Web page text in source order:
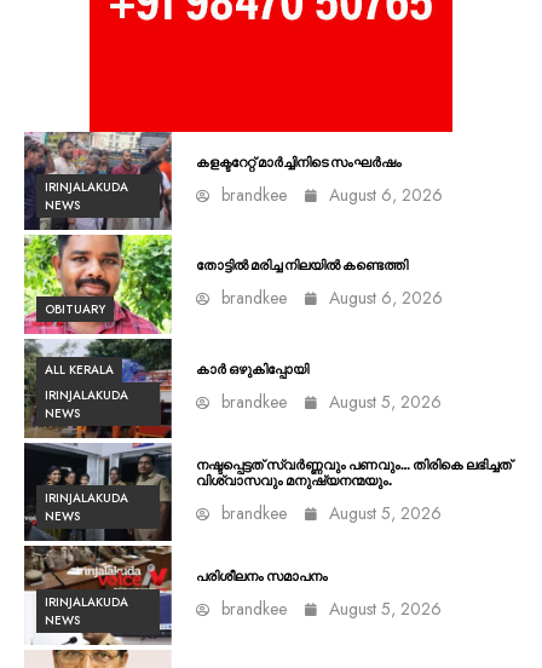
IRINJALAKUDA
NEWS
കളക്ടറേറ്റ് മാർച്ചിനിടെ സംഘർഷം
brandkee August 6, 2026
OBITUARY
തോട്ടിൽ മരിച്ച നിലയിൽ കണ്ടെത്തി
brandkee August 6, 2026
ALL KERALA
IRINJALAKUDA
NEWS
കാർ ഒഴുകിപ്പോയി
brandkee August 5, 2026
IRINJALAKUDA
NEWS
നഷ്ടപ്പെട്ടത് സ്വർണ്ണവും പണവും… തിരികെ ലഭിച്ചത്
വിശ്വാസവും മനുഷ്യനന്മയും.
brandkee August 5, 2026
IRINJALAKUDA
NEWS
പരിശീലനം സമാപനം
brandkee August 5, 2026